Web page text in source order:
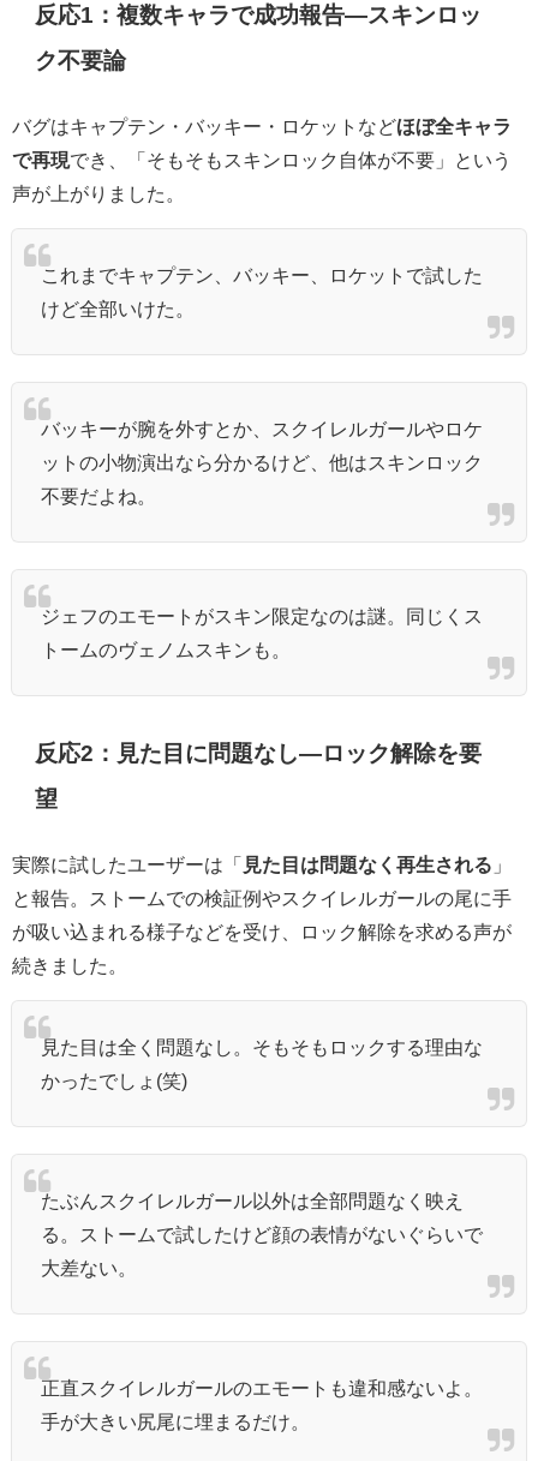
反応1：複数キャラで成功報告―スキンロッ
ク不要論
バグはキャプテン・バッキー・ロケットなどほぼ全キャラ
で再現でき、「そもそもスキンロック自体が不要」という
声が上がりました。
これまでキャプテン、バッキー、ロケットで試した
けど全部いけた。
バッキーが腕を外すとか、スクイレルガールやロケ
ットの小物演出なら分かるけど、他はスキンロック
不要だよね。
ジェフのエモートがスキン限定なのは謎。同じくス
トームのヴェノムスキンも。
反応2：見た目に問題なし―ロック解除を要
望
実際に試したユーザーは「 見た目は問題なく再生される 」
と報告。ストームでの検証例やスクイレルガールの尾に手
が吸い込まれる様子などを受け、ロック解除を求める声が
続きました。
見た目は全く問題なし。そもそもロックする理由な
かったでしょ(笑)
たぶんスクイレルガール以外は全部問題なく映え
る。ストームで試したけど顔の表情がないぐらいで
大差ない。
正直スクイレルガールのエモートも違和感ないよ。
手が大きい尻尾に埋まるだけ。